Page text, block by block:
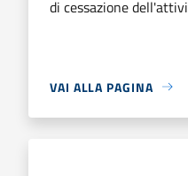
di cessazione
VAI ALLA PAGINA